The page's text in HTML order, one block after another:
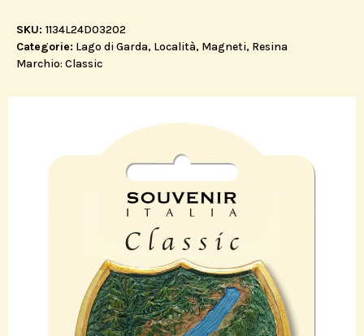
SKU: 1134L24D03202
Categorie: Lago di Garda, Località, Magneti, Resina
Marchio: Classic